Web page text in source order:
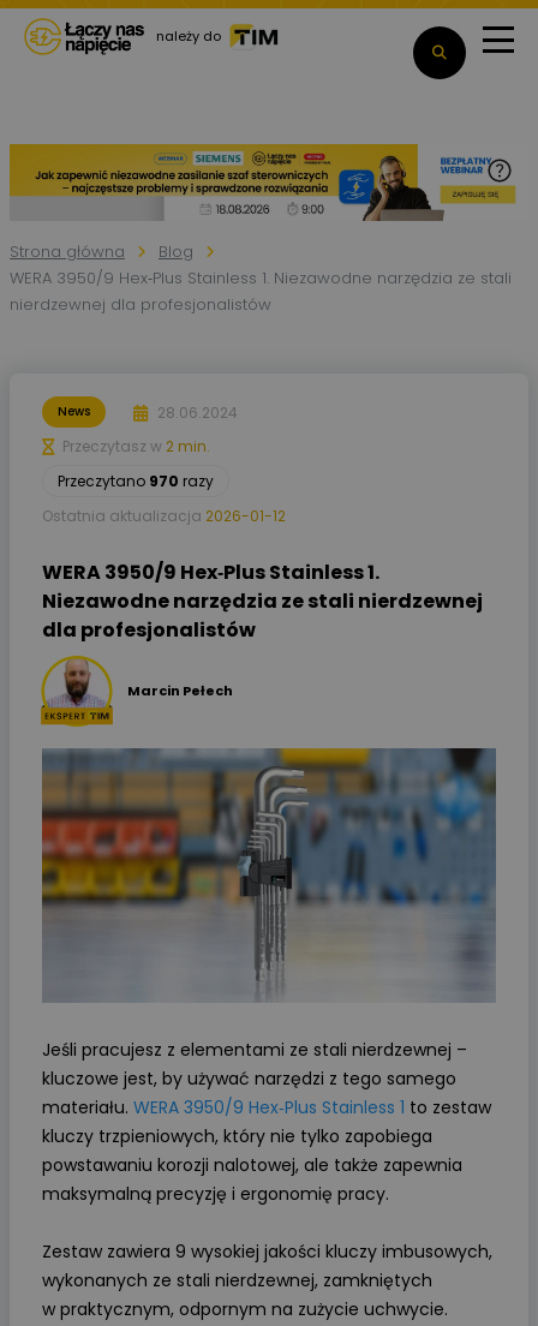
należy do
Strona główna
Blog
WERA 3950/9 Hex‑Plus Stainless 1. Niezawodne narzędzia ze stali
nierdzewnej dla profesjonalistów
News
28.06.2024
Przeczytasz w 2 min.
Przeczytano 970 razy
Ostatnia aktualizacja 2026-01-12
WERA 3950/9 Hex‑Plus Stainless 1.
Niezawodne narzędzia ze stali nierdzewnej
dla profesjonalistów
Marcin Pełech
Jeśli pracujesz z elementami ze stali nierdzewnej –
kluczowe jest, by używać narzędzi z tego samego
materiału. WERA 3950/9 Hex‑Plus Stainless 1 to zestaw
kluczy trzpieniowych, który nie tylko zapobiega
powstawaniu korozji nalotowej, ale także zapewnia
maksymalną precyzję i ergonomię pracy.
Zestaw zawiera 9 wysokiej jakości kluczy imbusowych,
wykonanych ze stali nierdzewnej, zamkniętych
w praktycznym, odpornym na zużycie uchwycie.